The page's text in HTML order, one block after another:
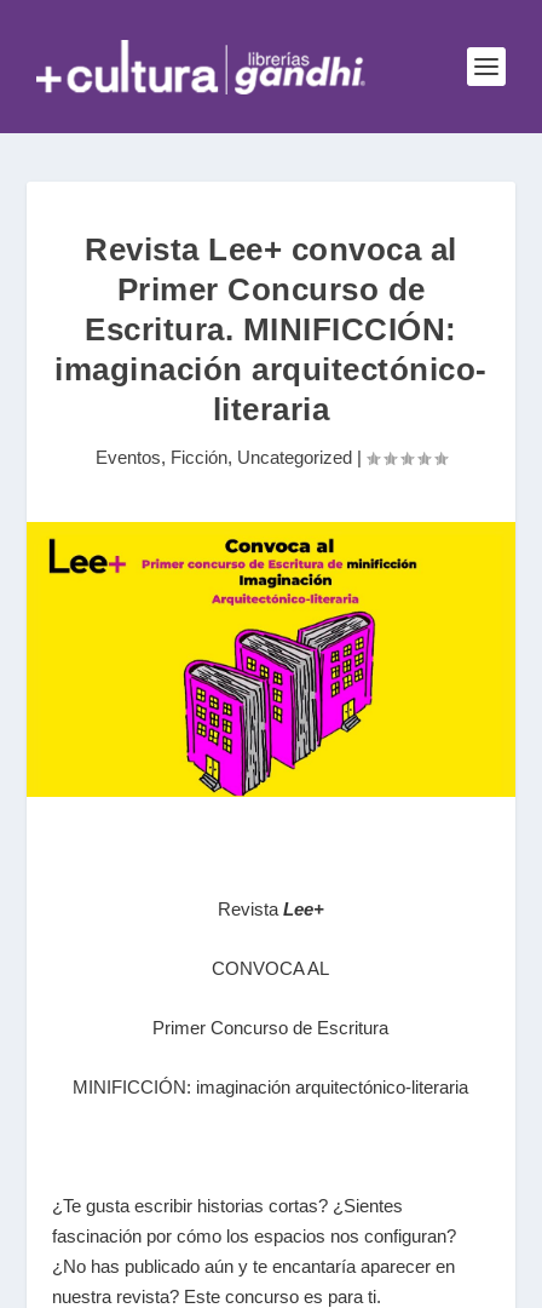
Revista Lee+ convoca al
Primer Concurso de
Escritura. MINIFICCIÓN:
imaginación arquitectónico-
literaria
Eventos, Ficción, Uncategorized |
Revista Lee+
CONVOCA AL
Primer Concurso de Escritura
MINIFICCIÓN: imaginación arquitectónico-literaria
¿Te gusta escribir historias cortas? ¿Sientes
fascinación por cómo los espacios nos configuran?
¿No has publicado aún y te encantaría aparecer en
nuestra revista? Este concurso es para ti.